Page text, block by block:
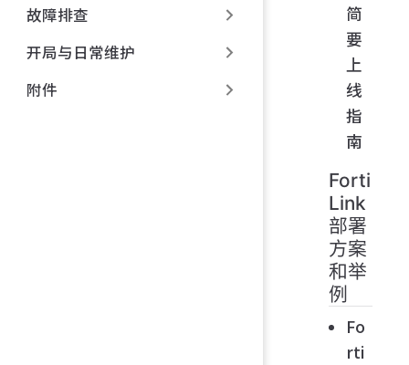
故障排查
开局与日常维护
附件
简
要
上
线
指
南
Forti
Link
部署
方案
和举
例
Fo
rti